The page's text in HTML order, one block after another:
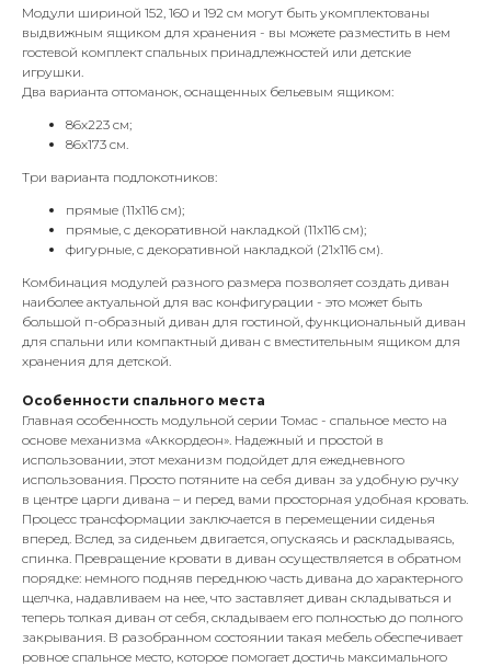
Модули шириной 152, 160 и 192 см могут быть укомплектованы
выдвижным ящиком для хранения - вы можете разместить в нем
гостевой комплект спальных принадлежностей или детские
игрушки.
Два варианта оттоманок, оснащенных бельевым ящиком:
86х223 см;
86х173 см.
Три варианта подлокотников:
прямые (11х116 см);
прямые, с декоративной накладкой (11х116 см);
фигурные, с декоративной накладкой (21х116 см).
Комбинация модулей разного размера позволяет создать диван
наиболее актуальной для вас конфигурации - это может быть
большой п-образный диван для гостиной, функциональный диван
для спальни или компактный диван с вместительным ящиком для
хранения для детской.
Особенности спального места
Главная особенность модульной серии Томас - спальное место на
основе механизма «Аккордеон». Надежный и простой в
использовании, этот механизм подойдет для ежедневного
использования. Просто потяните на себя диван за удобную ручку
в центре царги дивана – и перед вами просторная удобная кровать.
Процесс трансформации заключается в перемещении сиденья
вперед. Вслед за сиденьем двигается, опускаясь и раскладываясь,
спинка. Превращение кровати в диван осуществляется в обратном
порядке: немного подняв переднюю часть дивана до характерного
щелчка, надавливаем на нее, что заставляет диван складываться и
теперь толкая диван от себя, складываем его полностью до полного
закрывания. В разобранном состоянии такая мебель обеспечивает
ровное спальное место, которое помогает достичь максимального